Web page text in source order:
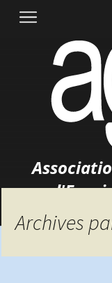
Archives